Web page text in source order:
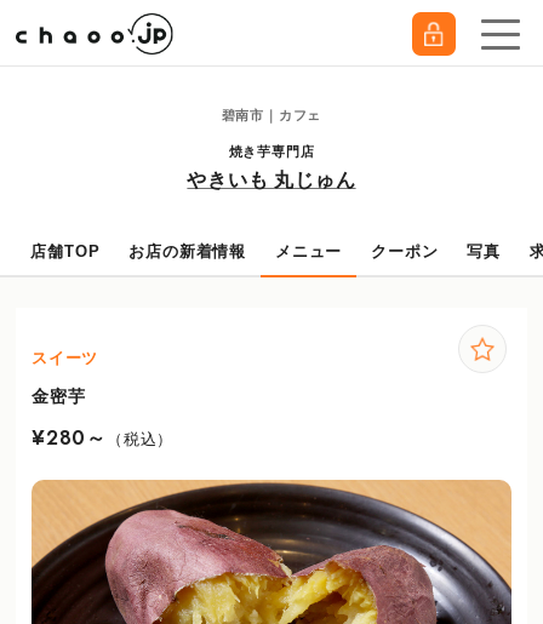
碧南市｜カフェ
焼き芋専門店
やきいも 丸じゅん
店舗TOP お店の新着情報 メニュー クーポン 写真
スイーツ
金密芋
¥280～ （税込）